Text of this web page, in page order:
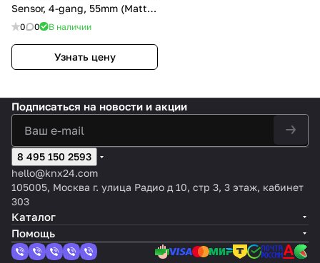
Sensor, 4-gang, 55mm (Matt
Finish)
0 0 В наличии
Узнать цену
Подписаться на новости и акции
8 495 150 2593
hello@knx24.com
105005, Москва г. улица Радио д 10, стр 3, 3 этаж, кабинет
303
Каталог
Помощь